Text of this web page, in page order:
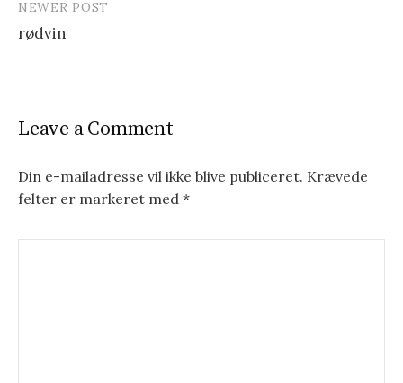
o
v
i
g
NEWER POST
rødvin
Leave a Comment
Din e-mailadresse vil ikke blive publiceret. Krævede
felter er markeret med *